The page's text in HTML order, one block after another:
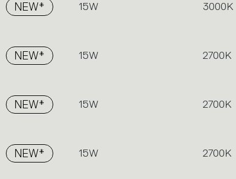
NEW* 15W 3000K
NEW* 15W 2700K
NEW* 15W 2700K
NEW* 15W 2700K